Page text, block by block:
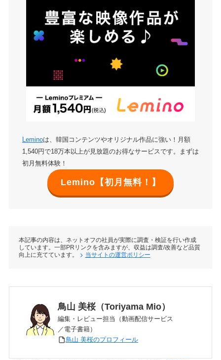
Leminoは、韓国コンテンツやオリジナル作品に強い！月額
1,540円で18万本以上が見放題のお得なサービスです。まずは
初月無料体験！
Lemino【初月無料！】
本記事の内容は、ネットオフの社員が実際に調査・検証を行い作成
しています。一部PRリンクを含みますが、収益は調査/改善など品質
向上に充てています。
当サイトの運営ポリシー
鳥山 美桜（Toriyama Mio）
編集・レビュー担当（動画配信サービス
／電子書籍）
鳥山 美桜のプロフィール